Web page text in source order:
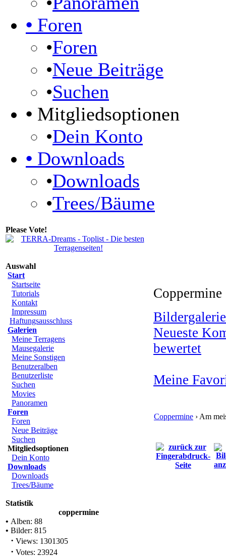
• Foren
•Foren
•Neue Beiträge
•Suchen
• Mitgliedsoptionen
•Dein Konto
• Downloads
•Downloads
•Trees/Bäume
Please Vote!
Auswahl
Start
Startseite
Tutorials
Kontakt
Impressum
Haftungsausschluss
Galerien
Meine Terragens
Mausegalerie
Meine Sonstigen
Benutzeralben
Benutzerliste
Suchen
Movies
Panoramen
Foren
Foren
Neue Beiträge
Suchen
Mitgliedsoptionen
Dein Konto
Downloads
Downloads
Trees/Bäume
Statistik
coppermine
• Alben: 88
• Bilder: 815
· Views: 1301305
· Votes: 23924
Coppermine
Neueste
bewertet
Meine
Coppermine › Am